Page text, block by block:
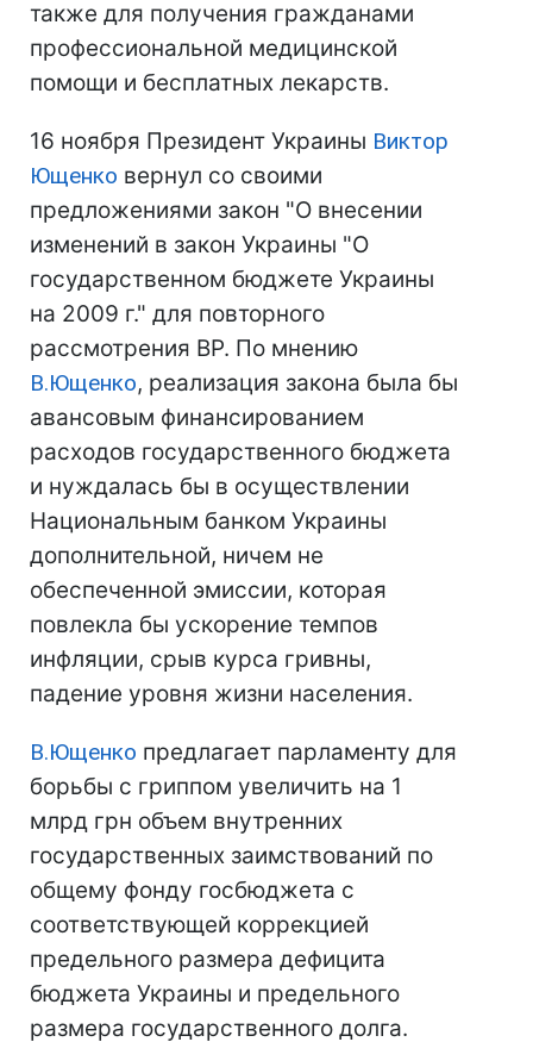
также для получения гражданами
профессиональной медицинской
помощи и бесплатных лекарств.
16 ноября Президент Украины Виктор
Ющенко вернул со своими
предложениями закон "О внесении
изменений в закон Украины "О
государственном бюджете Украины
на 2009 г." для повторного
рассмотрения ВР. По мнению
В.Ющенко, реализация закона была бы
авансовым финансированием
расходов государственного бюджета
и нуждалась бы в осуществлении
Национальным банком Украины
дополнительной, ничем не
обеспеченной эмиссии, которая
повлекла бы ускорение темпов
инфляции, срыв курса гривны,
падение уровня жизни населения.
В.Ющенко предлагает парламенту для
борьбы с гриппом увеличить на 1
млрд грн объем внутренних
государственных заимствований по
общему фонду госбюджета с
соответствующей коррекцией
предельного размера дефицита
бюджета Украины и предельного
размера государственного долга.